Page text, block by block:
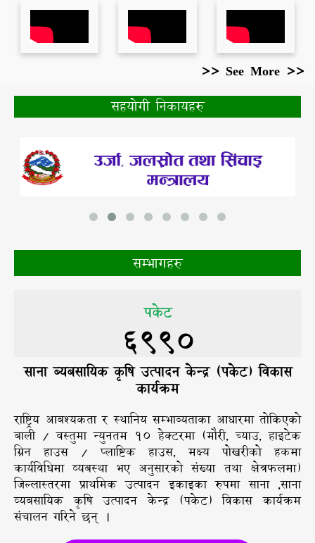
>> See More >>
सहयोगी निकायहरु
सम्भागहरु
पकेट
8985
साना ब्यबसायिक कृषि उत्पादन केन्द्र (पकेट) विकास
कार्यक्रम
राष्ट्रिय आबश्यकता र स्थानिय सम्भाब्यताका आधारमा तोकिएको
बाली / वस्तुमा न्युनतम १० हेक्टरमा (मौरी, च्याउ, हाइटेक
ग्रिन हाउस / प्लाष्टिक हाउस, मक्ष्य पोखरीको हकमा
कार्यविधिमा व्यबस्था भए अनुसारको संख्या तथा क्षेत्रफलमा)
जिल्लास्तरमा प्राथमिक उत्पादन इकाइका रुपमा साना ,साना
व्यबसायिक कृषि उत्पादन केन्द्र (पकेट) विकास कार्यक्रम
संचालन गरिने छन् ।